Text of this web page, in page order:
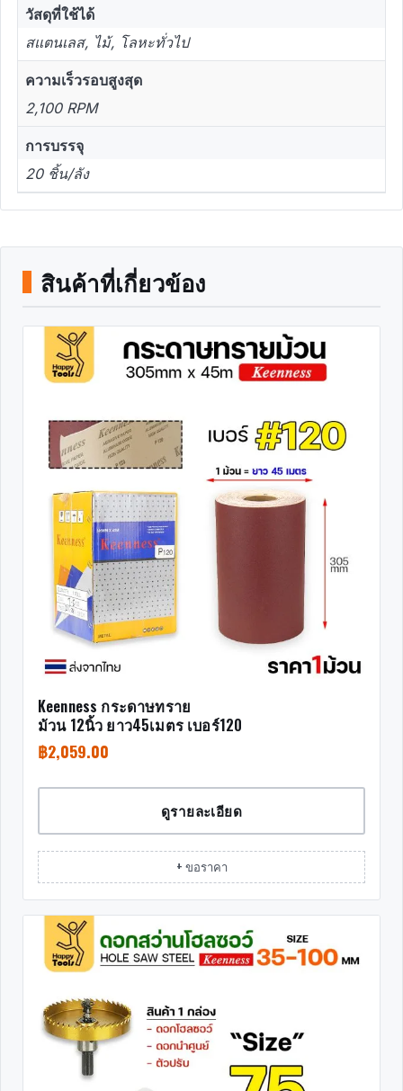
วัสดุที่ใช้ได้
สแตนเลส, ไม้, โลหะทั่วไป
ความเร็วรอบสูงสุด
2,100 RPM
การบรรจุ
20 ชิ้น/ลัง
สินค้าที่เกี่ยวข้อง
Keenness กระดาษทราย
ม้วน 12นิ้ว ยาว45เมตร เบอร์120
฿2,059.00
ดูรายละเอียด
+ ขอราคา